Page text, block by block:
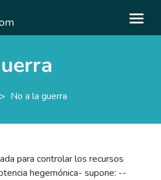
> No a la guerra
para controlar los recursos
hegemónica- supone: --